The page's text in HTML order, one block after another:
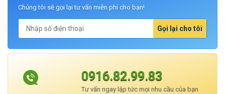
Chúng tôi sẽ gọi lại tư vấn miễn phí cho bạn!
Gọi lại cho tôi
0916.82.99.83
Tư vấn ngay lập tức mọi nhu cầu của bạn